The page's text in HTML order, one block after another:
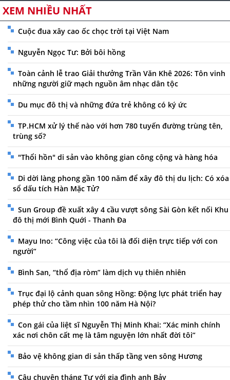
XEM NHIỀU NHẤT
Cuộc đua xây cao ốc chọc trời tại Việt Nam
Nguyễn Ngọc Tư: Bởi bôi hồng
Toàn cảnh lễ trao Giải thưởng Trần Văn Khê 2026: Tôn vinh
những người giữ mạch nguồn âm nhạc dân tộc
Du mục đô thị và những đứa trẻ không có ký ức
TP.HCM xử lý thế nào với hơn 780 tuyến đường trùng tên,
trùng số?
"Thổi hồn" di sản vào không gian công cộng và hàng hóa
Di dời làng phong gần 100 năm để xây đô thị du lịch: Có xóa
sổ dấu tích Hàn Mặc Tử?
Sun Group đề xuất xây 4 cầu vượt sông Sài Gòn kết nối Khu
đô thị mới Bình Quới - Thanh Đa
Mayu Ino: “Công việc của tôi là đối diện trực tiếp với con
người”
Bình San, “thổ địa ròm” làm dịch vụ thiên nhiên
Trục đại lộ cảnh quan sông Hồng: Động lực phát triển hay
phép thử cho tầm nhìn 100 năm Hà Nội?
Con gái của liệt sĩ Nguyễn Thị Minh Khai: “Xác minh chính
xác nơi chôn cất mẹ là tâm nguyện lớn nhất đời tôi”
Bảo vệ không gian di sản thấp tầng ven sông Hương
Câu chuyện tháng Tư với gia đình anh Bảy